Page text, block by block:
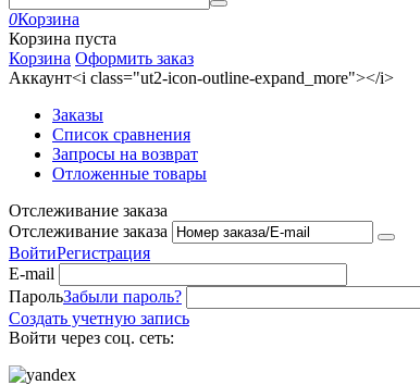
0Корзина
Корзина пуста
Корзина Оформить заказ
Аккаунт<i class="ut2-icon-outline-expand_more"></i>
Заказы
Список сравнения
Запросы на возврат
Отложенные товары
Отслеживание заказа
Отслеживание заказа
ВойтиРегистрация
E-mail
ПарольЗабыли пароль?
Создать учетную запись
Войти через соц. сеть: